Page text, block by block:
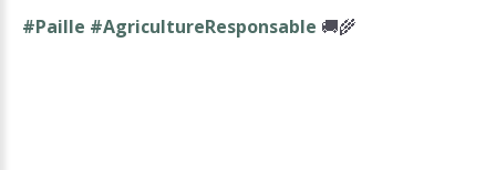
#Paille #AgricultureResponsable 🚚🌾